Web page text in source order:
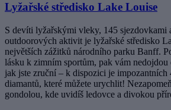
Lyžařské středisko Lake Louise
S devíti lyžařskými vleky, 145 sjezdovkami
outdoorových aktivit je lyžařské středisko
největších zážitků národního parku Banff.
lásku k zimním sportům, pak vám nedojdou
jak jste zruční – k dispozici je
diamantů, které můžete urychlit!
gondolou, kde uvidíš ledovce a divokou